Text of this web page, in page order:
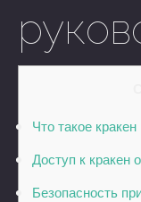
Что такое
Доступ к кракен
Безопасность